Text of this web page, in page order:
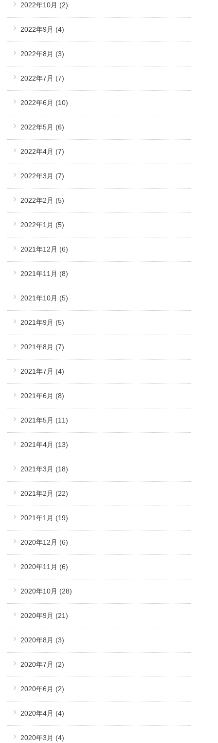
2022年10月 (2)
2022年9月 (4)
2022年8月 (3)
2022年7月 (7)
2022年6月 (10)
2022年5月 (6)
2022年4月 (7)
2022年3月 (7)
2022年2月 (5)
2022年1月 (5)
2021年12月 (6)
2021年11月 (8)
2021年10月 (5)
2021年9月 (5)
2021年8月 (7)
2021年7月 (4)
2021年6月 (8)
2021年5月 (11)
2021年4月 (13)
2021年3月 (18)
2021年2月 (22)
2021年1月 (19)
2020年12月 (6)
2020年11月 (6)
2020年10月 (28)
2020年9月 (21)
2020年8月 (3)
2020年7月 (2)
2020年6月 (2)
2020年4月 (4)
2020年3月 (4)